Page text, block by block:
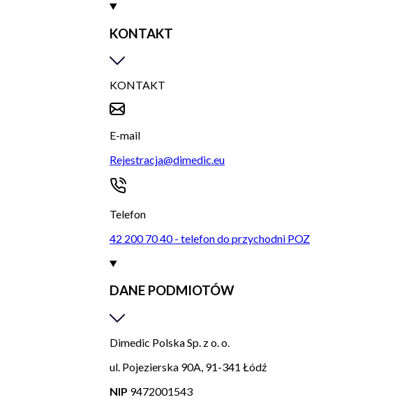
KONTAKT
KONTAKT
E-mail
Rejestracja@dimedic.eu
Telefon
42 200 70 40 - telefon do przychodni POZ
DANE PODMIOTÓW
Dimedic Polska Sp. z o. o.
ul. Pojezierska 90A, 91-341 Łódź
NIP 9472001543